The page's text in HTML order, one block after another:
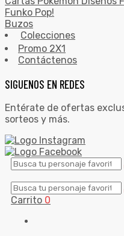
Funko Pop!
Buzos
Colecciones
Promo 2X1
Contáctenos
SIGUENOS EN REDES
Entérate de ofertas
sorteos y más.
Carrito 0